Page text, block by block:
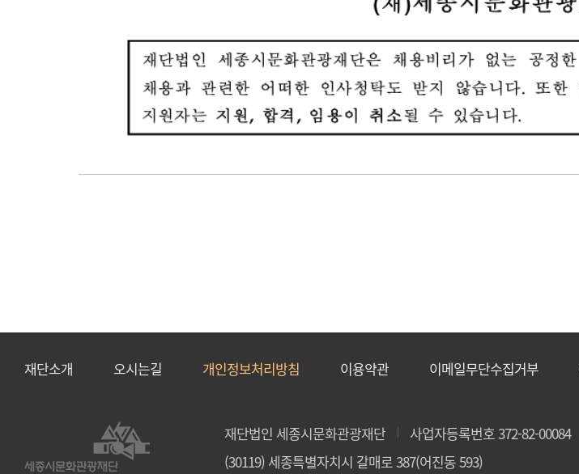
재단소개 오시는길 개인정보처리방침 이용약관 이메일무단수집거부
재단법인 세종시문화관광재단 사업자등록번호 372-82-00084
(30119) 세종특별자치시 갈매로 387(어진동 593)